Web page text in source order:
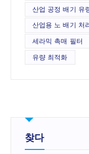
산업 공정 배기 유
산업용 노 배기 처
세라믹 촉매 필터
유량 최적화
찾다